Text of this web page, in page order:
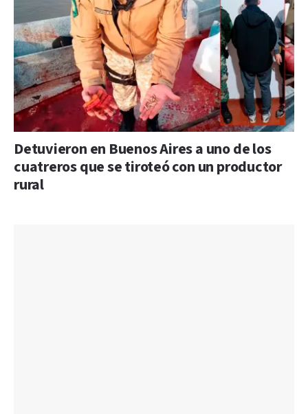
Detuvieron en Buenos Aires a uno de los
cuatreros que se tiroteó con un productor
rural